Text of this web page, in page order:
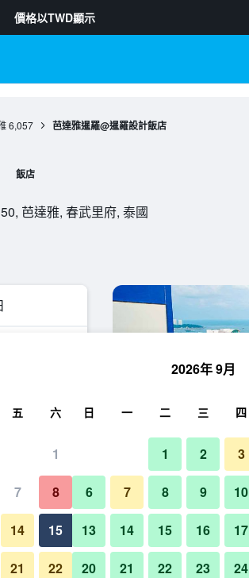
價格以TWD顯示
6,057 芭達雅暹羅@暹羅設計飯店
飯店
芭達雅, 春武里府, 泰國
查看優惠
游泳池
五 六
1
7 8
14 15
21 22
2026年 9月
日 一 二 三 四
1 2 3
6 7 8 9 10
13 14 15 16 17
20 21 22 23 24